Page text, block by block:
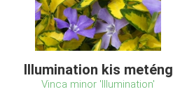
Illumination kis meténg
Vinca minor 'Illumination'